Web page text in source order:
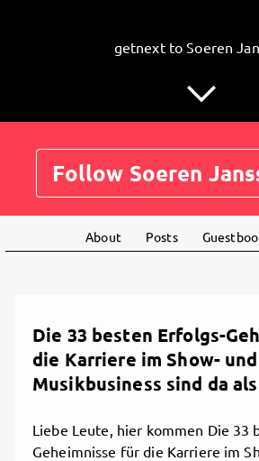
getnext to Soeren
Follow Soeren
About Posts
Die 33 besten Erfolgs-
die Karriere im Show- und
Musikbusiness sind da
Liebe Leute, hier kommen Die 33
Geheimnisse für die Karriere im